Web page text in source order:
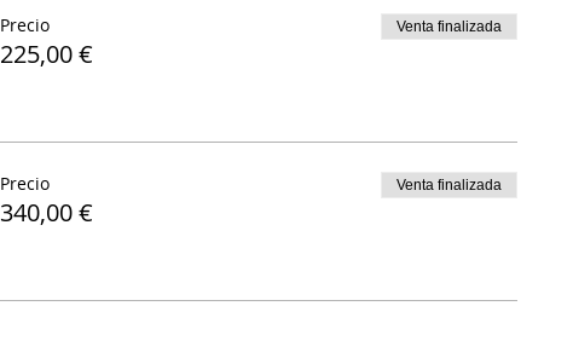
Precio
225,00 €
Venta finalizada
Precio
340,00 €
Venta finalizada